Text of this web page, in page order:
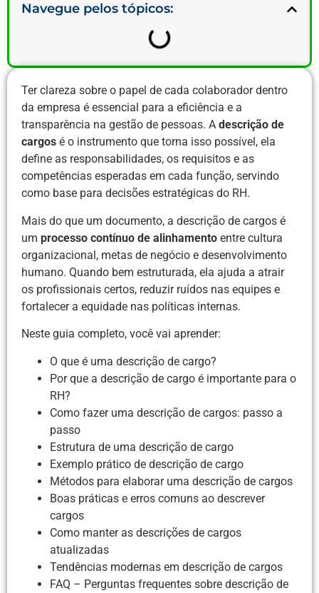
Navegue pelos tópicos:
Ter clareza sobre o papel de cada colaborador dentro
da empresa é essencial para a eficiência e a
transparência na gestão de pessoas. A descrição de
cargos é o instrumento que torna isso possível, ela
define as responsabilidades, os requisitos e as
competências esperadas em cada função, servindo
como base para decisões estratégicas do RH.
Mais do que um documento, a descrição de cargos é
um processo contínuo de alinhamento entre cultura
organizacional, metas de negócio e desenvolvimento
humano. Quando bem estruturada, ela ajuda a atrair
os profissionais certos, reduzir ruídos nas equipes e
fortalecer a equidade nas políticas internas.
Neste guia completo, você vai aprender:
O que é uma descrição de cargo?
Por que a descrição de cargo é importante para o
RH?
Como fazer uma descrição de cargos: passo a
passo
Estrutura de uma descrição de cargo
Exemplo prático de descrição de cargo
Métodos para elaborar uma descrição de cargos
Boas práticas e erros comuns ao descrever
cargos
Como manter as descrições de cargos
atualizadas
Tendências modernas em descrição de cargos
FAQ – Perguntas frequentes sobre descrição de